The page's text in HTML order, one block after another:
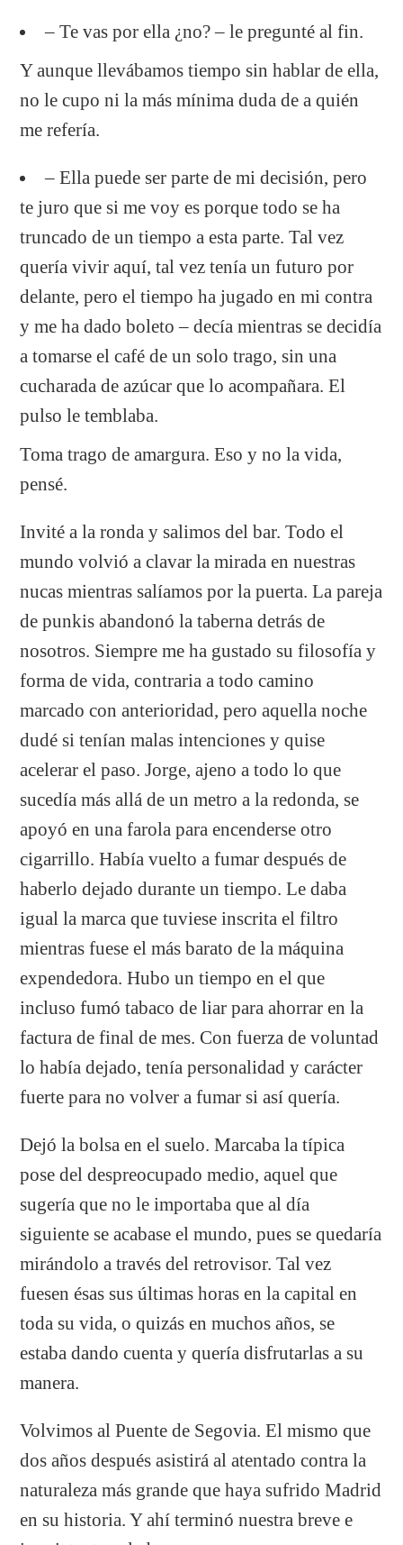
– Te vas por ella ¿no? – le pregunté al fin.
Y aunque llevábamos tiempo sin hablar de ella,
no le cupo ni la más mínima duda de a quién
me refería.
– Ella puede ser parte de mi decisión, pero
te juro que si me voy es porque todo se ha
truncado de un tiempo a esta parte. Tal vez
quería vivir aquí, tal vez tenía un futuro por
delante, pero el tiempo ha jugado en mi contra
y me ha dado boleto – decía mientras se decidía
a tomarse el café de un solo trago, sin una
cucharada de azúcar que lo acompañara. El
pulso le temblaba.
Toma trago de amargura. Eso y no la vida,
pensé.
Invité a la ronda y salimos del bar. Todo el
mundo volvió a clavar la mirada en nuestras
nucas mientras salíamos por la puerta. La pareja
de punkis abandonó la taberna detrás de
nosotros. Siempre me ha gustado su filosofía y
forma de vida, contraria a todo camino
marcado con anterioridad, pero aquella noche
dudé si tenían malas intenciones y quise
acelerar el paso. Jorge, ajeno a todo lo que
sucedía más allá de un metro a la redonda, se
apoyó en una farola para encenderse otro
cigarrillo. Había vuelto a fumar después de
haberlo dejado durante un tiempo. Le daba
igual la marca que tuviese inscrita el filtro
mientras fuese el más barato de la máquina
expendedora. Hubo un tiempo en el que
incluso fumó tabaco de liar para ahorrar en la
factura de final de mes. Con fuerza de voluntad
lo había dejado, tenía personalidad y carácter
fuerte para no volver a fumar si así quería.
Dejó la bolsa en el suelo. Marcaba la típica
pose del despreocupado medio, aquel que
sugería que no le importaba que al día
siguiente se acabase el mundo, pues se quedaría
mirándolo a través del retrovisor. Tal vez
fuesen ésas sus últimas horas en la capital en
toda su vida, o quizás en muchos años, se
estaba dando cuenta y quería disfrutarlas a su
manera.
Volvimos al Puente de Segovia. El mismo que
dos años después asistirá al atentado contra la
naturaleza más grande que haya sufrido Madrid
en su historia. Y ahí terminó nuestra breve e